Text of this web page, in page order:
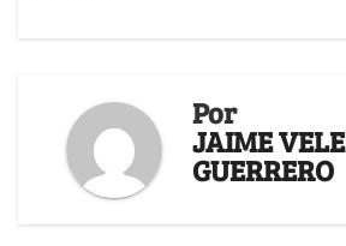
Por
JAIME
GUERRERO